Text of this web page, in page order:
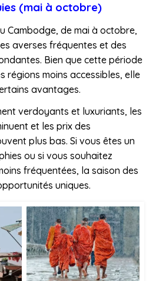
(mai à octobre)
Cambodge, de mai à octobre,
averses fréquentes et des
Bien que cette période
régions moins accessibles, elle
avantages.
verdoyants et luxuriants, les
et les prix des
plus bas. Si vous êtes un
ou si vous souhaitez
fréquentées, la saison des
uniques.